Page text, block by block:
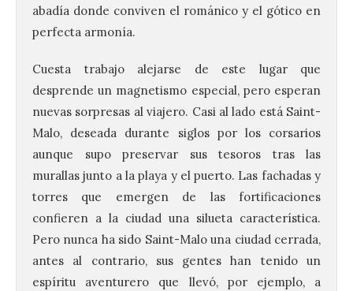
abadía donde conviven el románico y el gótico en
perfecta armonía.
Cuesta trabajo alejarse de este lugar que
desprende un magnetismo especial, pero esperan
nuevas sorpresas al viajero. Casi al lado está Saint-
Malo, deseada durante siglos por los corsarios
aunque supo preservar sus tesoros tras las
murallas junto a la playa y el puerto. Las fachadas y
torres que emergen de las fortificaciones
confieren a la ciudad una silueta característica.
Pero nunca ha sido Saint-Malo una ciudad cerrada,
antes al contrario, sus gentes han tenido un
espíritu aventurero que llevó, por ejemplo, a